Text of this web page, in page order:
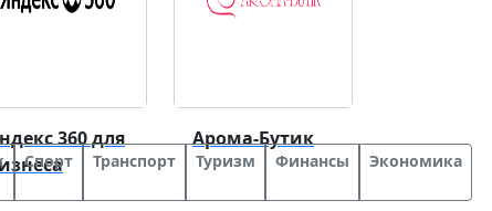
360 для
Арома-Бутик
Спорт Транспорт Туризм Финансы Экономика